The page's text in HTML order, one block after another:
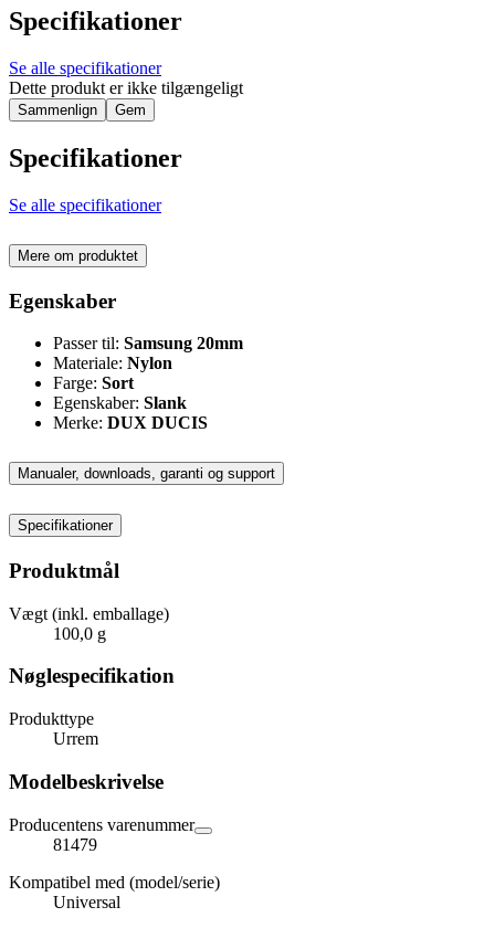
Specifikationer
Se alle specifikationer
Dette produkt er ikke tilgængeligt
Sammenlign Gem
Specifikationer
Se alle specifikationer
Mere om produktet
Egenskaber
Passer til: Samsung 20mm
Materiale: Nylon
Farge: Sort
Egenskaber: Slank
Merke: DUX DUCIS
Manualer, downloads, garanti og support
Specifikationer
Produktmål
Vægt (inkl. emballage)
100,0 g
Nøglespecifikation
Produkttype
Urrem
Modelbeskrivelse
Producentens varenummer
81479
Kompatibel med (model/serie)
Universal